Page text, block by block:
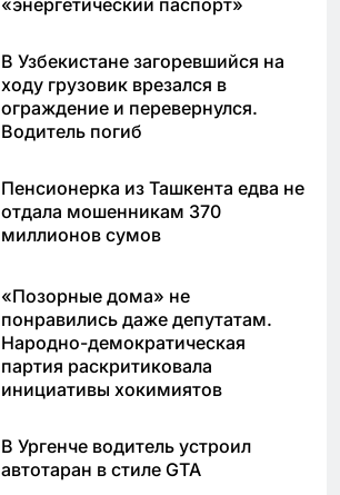
«энергетический паспорт»
В Узбекистане загоревшийся на
ходу грузовик врезался в
ограждение и перевернулся.
Водитель погиб
Пенсионерка из Ташкента едва не
отдала мошенникам 370
миллионов сумов
«Позорные дома» не
понравились даже депутатам.
Народно-демократическая
партия раскритиковала
инициативы хокимиятов
В Ургенче водитель устроил
автотаран в стиле GTA